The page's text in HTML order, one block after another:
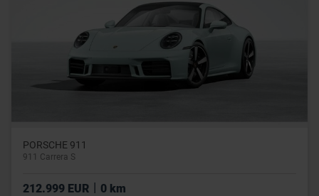
PORSCHE 911
911 Carrera S
212.999 EUR 0 km